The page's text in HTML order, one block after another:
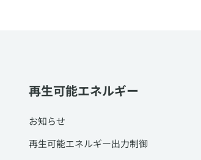
再生可能エネルギー
お知らせ
再生可能エネルギー出力制御